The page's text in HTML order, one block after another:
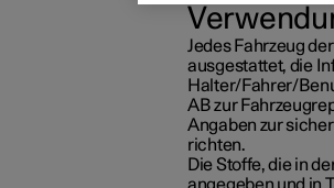
Jedes Fahrzeug
ausgestattet, die
Halter/Fahrer/
AB zur
Angaben zur
richten.
Die Stoffe, die in